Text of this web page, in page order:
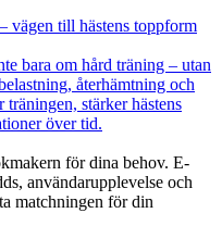
vägen till hästens toppform
bara om hård träning – utan
återhämtning och
stärker hästens
över tid.
för dina behov. E-
användarupplevelse och
matchningen för din